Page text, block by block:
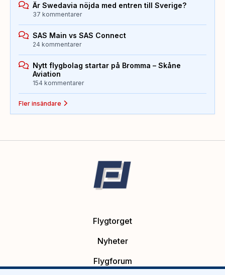
Är Swedavia nöjda med entren till Sverige?
37 kommentarer
SAS Main vs SAS Connect
24 kommentarer
Nytt flygbolag startar på Bromma – Skåne
Aviation
154 kommentarer
Fler insändare
Flygtorget
Nyheter
Flygforum